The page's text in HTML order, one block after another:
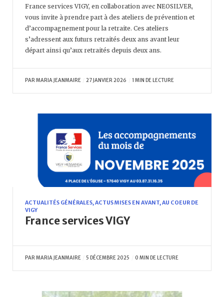
France services VIGY, en collaboration avec NEOSILVER,
vous invite à prendre part à des ateliers de prévention et
d’accompagnement pour la retraite. Ces ateliers
s’adressent aux futurs retraités deux ans avant leur
départ ainsi qu’aux retraités depuis deux ans.
PARMARIA JEANMAIRE 27 JANVIER 2026 1 MIN DE LECTURE
ACTUALITÉS GÉNÉRALES,ACTUS MISES EN AVANT,AU COEUR DE
VIGY
France services VIGY
PARMARIA JEANMAIRE 5 DÉCEMBRE 2025 0 MIN DE LECTURE